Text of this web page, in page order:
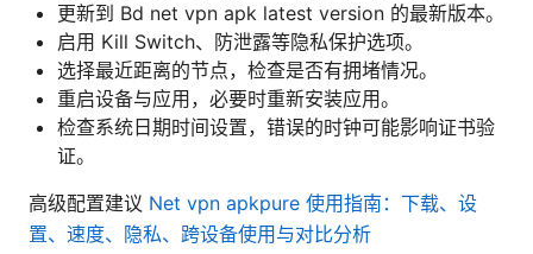
更新到 Bd net vpn apk latest version 的最新版本。
启用 Kill Switch、防泄露等隐私保护选项。
选择最近距离的节点，检查是否有拥堵情况。
重启设备与应用，必要时重新安装应用。
检查系统日期时间设置，错误的时钟可能影响证书验
证。
高级配置建议 Net vpn apkpure 使用指南：下载、设
置、速度、隐私、跨设备使用与对比分析